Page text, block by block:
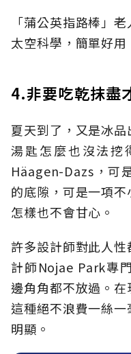
「蒲公英指路棒」
太空科學，簡單好用
4.非要吃乾抹盡
夏天到了，又是冰
湯匙怎麼也沒法挖
Häagen-Dazs，可
的底隙，可是一項不
怎樣也不會甘心。
許多設計師對此人
計師Nojae Park專
邊角角都不放過。在
這種絕不浪費一絲
明顯。